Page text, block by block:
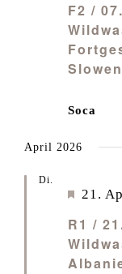
F2 /
Soca
April 2026
Di.
R1 /
21.